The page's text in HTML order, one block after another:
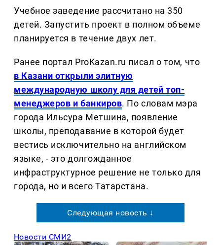
Учебное заведение рассчитано на 350
детей. Запустить проект в полном объеме
планируется в течение двух лет.
Ранее портал ProKazan.ru писал о том, что
в Казани открыли элитную
международную школу для детей топ-
менеджеров и банкиров. По словам мэра
города Ильсура Метшина, появление
школы, преподавание в которой будет
вестись исключительно на английском
языке, - это долгожданное
инфраструктурное решение не только для
города, но и всего Татарстана.
Следующая новость ↓
Новости СМИ2